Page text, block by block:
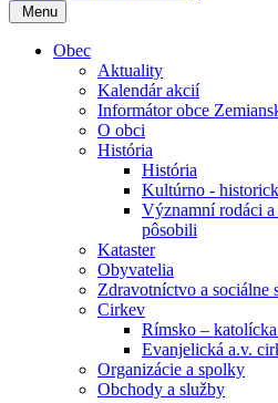
Menu
Obec
Aktuality
Kalendár akcií
Informátor obce
O obci
História
História
Kultúrno -
Významní rodáci
pôsobili
Kataster
Obyvatelia
Zdravotníctvo a sociálne
Cirkev
Rímsko –
Evanjelická a.v.
Organizácie a spolky
Obchody a služby